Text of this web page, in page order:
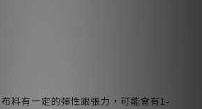
料有一定的彈性跟張力，可能會有1-